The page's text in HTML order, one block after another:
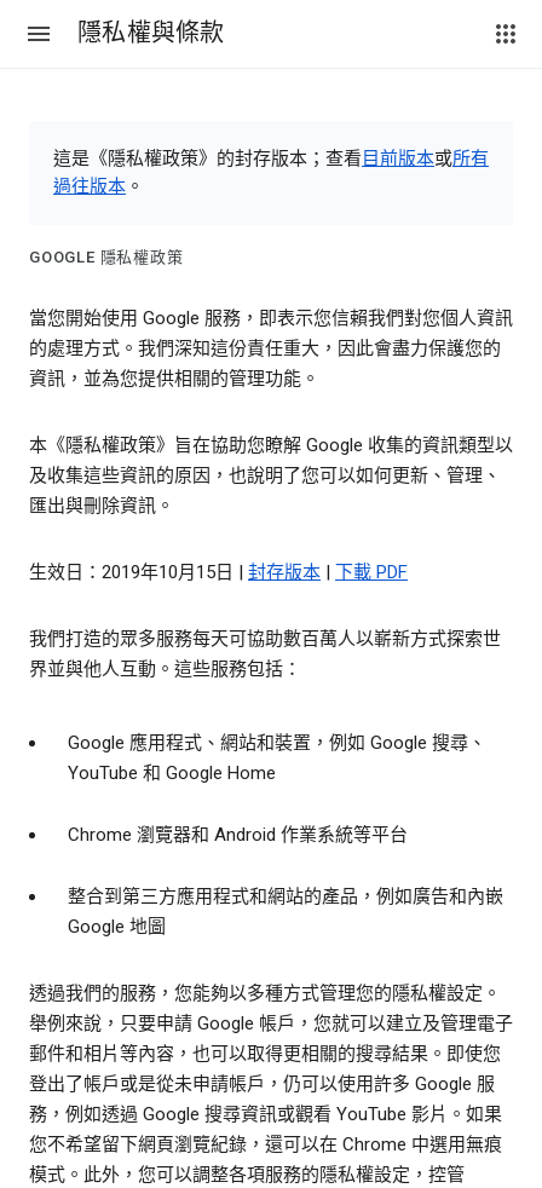
隱私權與條款
這是《隱私權政策》的封存版本；查看 目前版本或所有
過往版本 。
GOOGLE 隱私權政策
當您開始使用 Google 服務，即表示您信賴我們對您個人資訊
的處理方式。我們深知這份責任重大，因此會盡力保護您的
資訊，並為您提供相關的管理功能。
本《隱私權政策》旨在協助您瞭解 Google 收集的資訊類型以
及收集這些資訊的原因，也說明了您可以如何更新、管理、
匯出與刪除資訊。
生效日：2019年10月15日 | 封存版本 | 下載 PDF
我們打造的眾多服務每天可協助數百萬人以嶄新方式探索世
界並與他人互動。這些服務包括：
Google 應用程式、網站和裝置，例如 Google 搜尋、
YouTube 和 Google Home
Chrome 瀏覽器和 Android 作業系統等平台
整合到第三方應用程式和網站的產品，例如廣告和內嵌
Google 地圖
透過我們的服務，您能夠以多種方式管理您的隱私權設定。
舉例來說，只要申請 Google 帳戶，您就可以建立及管理電子
郵件和相片等內容，也可以取得更相關的搜尋結果。即使您
登出了帳戶或是從未申請帳戶，仍可以使用許多 Google 服
務，例如透過 Google 搜尋資訊或觀看 YouTube 影片。如果
您不希望留下網頁瀏覽紀錄，還可以在 Chrome 中選用無痕
模式。此外，您可以調整各項服務的隱私權設定，控管